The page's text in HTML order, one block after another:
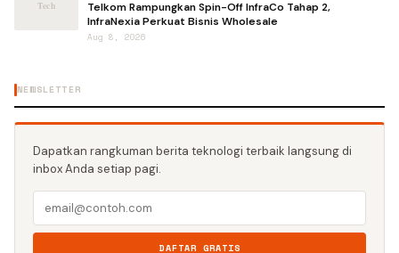
Telkom Rampungkan Spin-Off InfraCo Tahap 2,
InfraNexia Perkuat Bisnis Wholesale
Aug 8, 2026
NEWSLETTER
Dapatkan rangkuman berita teknologi terbaik langsung di
inbox Anda setiap pagi.
DAFTAR GRATIS